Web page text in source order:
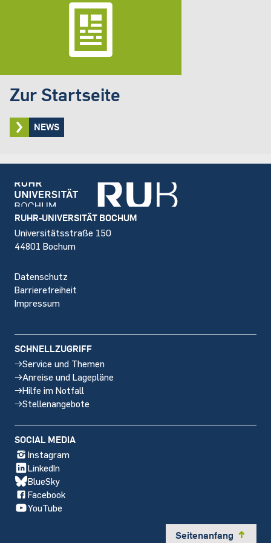
Zur Startseite
NEWS
Footer
RUHR-UNIVERSITÄT BOCHUM
Universitätsstraße 150
44801 Bochum
Datenschutz
Barrierefreiheit
Impressum
SCHNELLZUGRIFF
Service und Themen
Anreise und Lagepläne
Hilfe im Notfall
Stellenangebote
SOCIAL MEDIA
Instagram
LinkedIn
BlueSky
Facebook
YouTube
Seitenanfang y